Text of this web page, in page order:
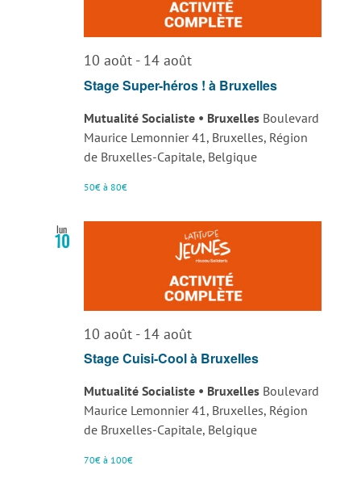
10 août- 14 août
Stage Super-héros ! à Bruxelles
Mutualité Socialiste • Bruxelles Boulevard
Maurice Lemonnier 41, Bruxelles, Région
de Bruxelles-Capitale, Belgique
50€ à 80€
lun
10
10 août- 14 août
Stage Cuisi-Cool à Bruxelles
Mutualité Socialiste • Bruxelles Boulevard
Maurice Lemonnier 41, Bruxelles, Région
de Bruxelles-Capitale, Belgique
70€ à 100€